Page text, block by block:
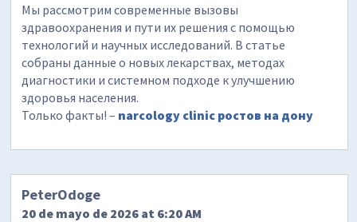
Мы рассмотрим современные вызовы
здравоохранения и пути их решения с помощью
технологий и научных исследований. В статье
собраны данные о новых лекарствах, методах
диагностики и системном подходе к улучшению
здоровья населения.
Только факты! – narcology clinic ростов на дону
PeterOdoge
20 de mayo de 2026 at 6:20 AM